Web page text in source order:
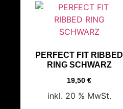
PERFECT FIT RIBBED
RING SCHWARZ
19,50€
inkl. 20 % MwSt.